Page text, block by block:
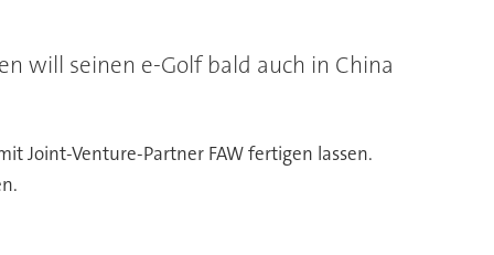
will seinen e-Golf bald auch in China
Joint-Venture-Partner FAW fertigen lassen.